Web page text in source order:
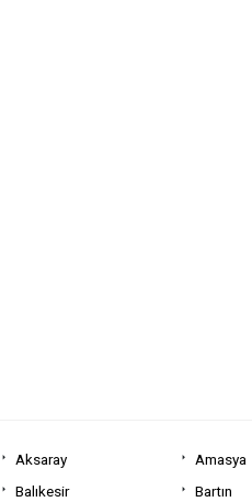
Aksaray
Amasya
Balıkesir
Bartın